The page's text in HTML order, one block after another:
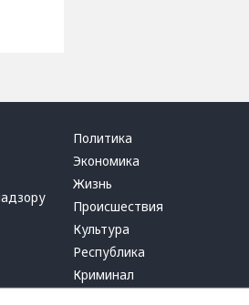
Политика
Экономика
Жизнь
Происшествия
Культура
Республика
Криминал